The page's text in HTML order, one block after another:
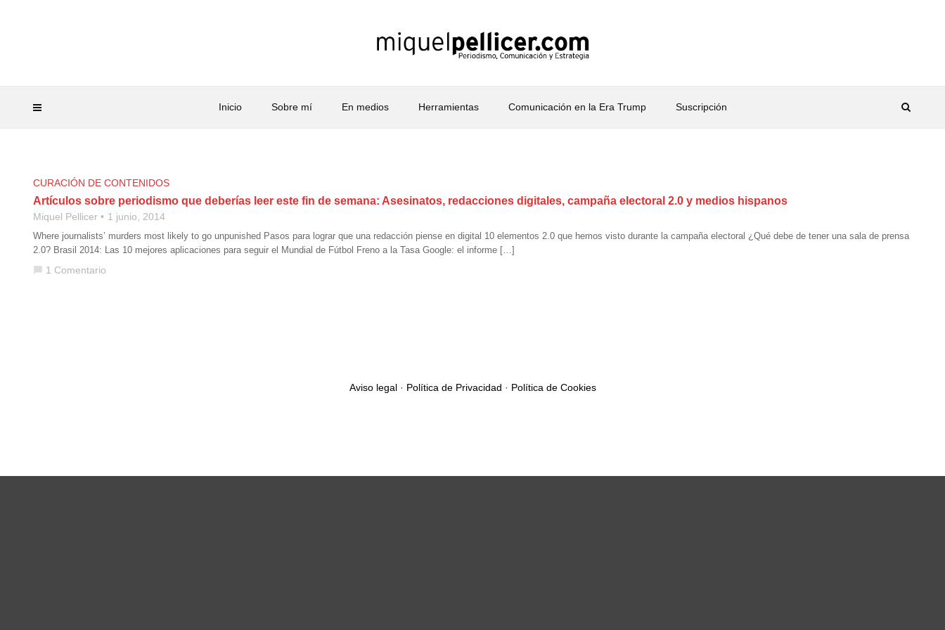
Inicio Sobre mí En medios Herramientas Comunicación en la Era Trump Suscripción
CURACIÓN DE CONTENIDOS
Artículos sobre periodismo que deberías leer este fin de semana: Asesinatos, redacciones digitales, campaña electoral 2.0 y medios hispanos
Miquel Pellicer 1 junio, 2014
Where journalists’ murders most likely to go unpunished Pasos para lograr que una redacción piense en digital 10 elementos 2.0 que hemos visto durante la campaña electoral ¿Qué debe de tener una sala de prensa
2.0? Brasil 2014: Las 10 mejores aplicaciones para seguir el Mundial de Fútbol Freno a la Tasa Google: el informe […]
chat_bubble 1 Comentario
Aviso legal· Política de Privacidad · Política de Cookies